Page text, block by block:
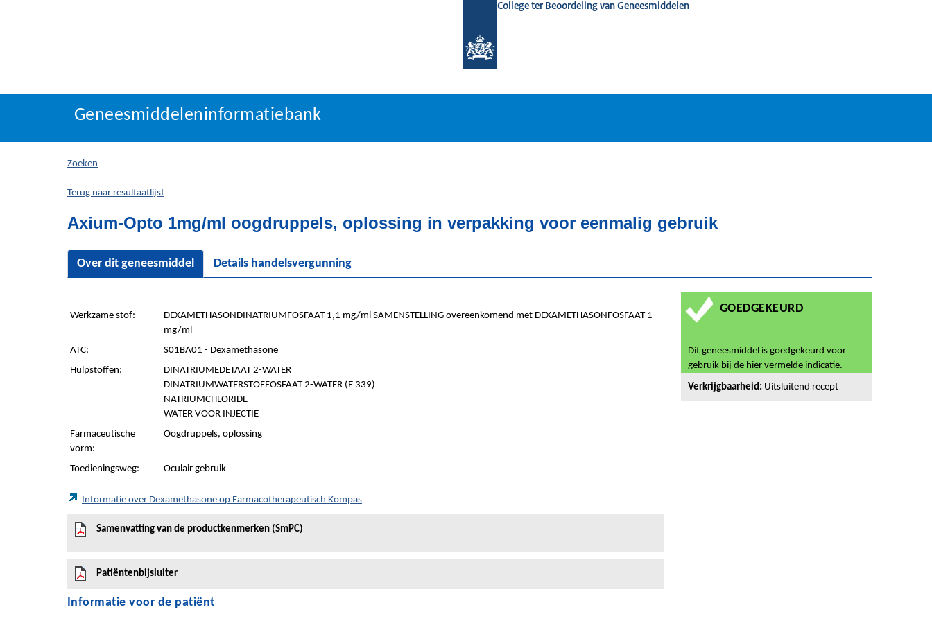
College ter Beoordeling van Geneesmiddelen
Geneesmiddeleninformatiebank
U
hier:
Geneesmiddeleninformatiebank
Zoeken
Terug naar resultaatlijst
Axium-Opto 1mg/ml oogdruppels, oplossing in verpakking voor eenmalig gebruik
Over dit geneesmiddel Details handelsvergunning
Werkzame stof:
DEXAMETHASONDINATRIUMFOSFAAT 1,1 mg/ml SAMENSTELLING overeenkomend met DEXAMETHASONFOSFAAT 1
mg/ml
ATC:
S01BA01 - Dexamethasone
Hulpstoffen:
DINATRIUMEDETAAT 2-WATER
DINATRIUMWATERSTOFFOSFAAT 2-WATER (E 339)
NATRIUMCHLORIDE
WATER VOOR INJECTIE
Farmaceutische
vorm:
Oogdruppels, oplossing
Toedieningsweg: Oculair gebruik
Informatie over Dexamethasone op Farmacotherapeutisch Kompas
Samenvatting van de productkenmerken (SmPC)
Patiëntenbijsluiter
Informatie voor de patiënt
GOEDGEKEURD
Dit geneesmiddel is goedgekeurd voor
gebruik bij de hier vermelde indicatie.
Verkrijgbaarheid: Uitsluitend recept